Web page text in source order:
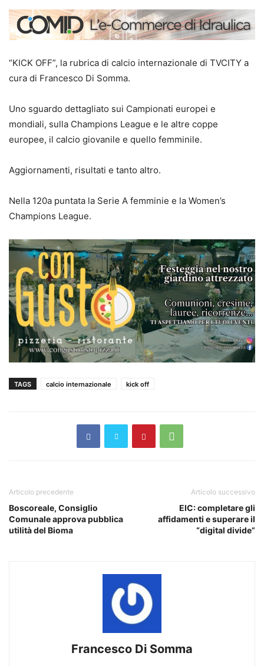
“KICK OFF”, la rubrica di calcio internazionale di TVCITY a
cura di Francesco Di Somma.
Uno sguardo dettagliato sui Campionati europei e
mondiali, sulla Champions League e le altre coppe
europee, il calcio giovanile e quello femminile.
Aggiornamenti, risultati e tanto altro.
Nella 120a puntata la Serie A femminie e la Women’s
Champions League.
TAGS calcio internazionale kick off
Articolo precedente
Boscoreale, Consiglio
Comunale approva pubblica
utilità del Bioma
Articolo successivo
EIC: completare gli
affidamenti e superare il
“digital divide”
Francesco Di Somma